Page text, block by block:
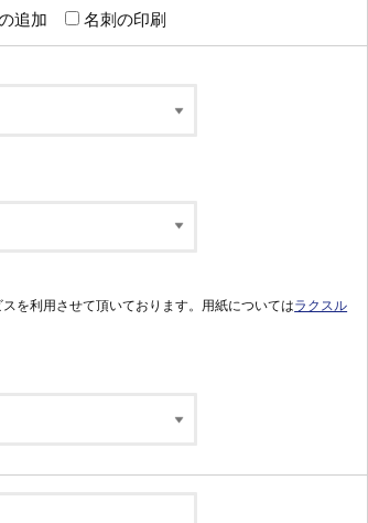
追加 名刺の印刷
を利用させて頂いております。用紙についてはラクスル